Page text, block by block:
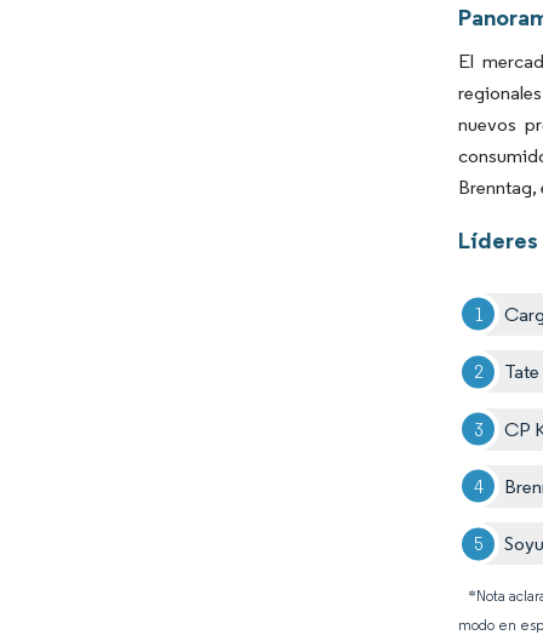
El
nuevos
Brenntag,
Líderes
CP
*Nota
modo en